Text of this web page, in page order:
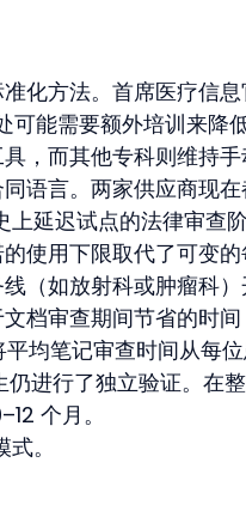
化方法。首席医疗信
可能需要额外培训来降
，而其他专科则维持手
语言。两家供应商现
上延迟试点的法律审查
使用下限取代了可变的
（如放射科或肿瘤科
档审查期间节省的时
均笔记审查时间从每位
进行了独立验证。在
个月。
。